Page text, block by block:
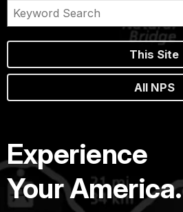
This Site
All NPS
Experience
Your America.